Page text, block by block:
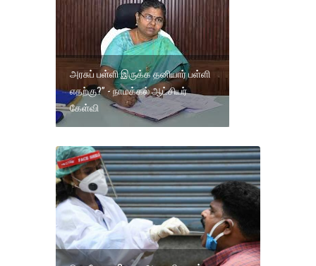
அரசுப் பள்ளி இருக்க தனியார் பள்ளி
எதற்கு?” - நாமக்கல் ஆட்சியர்
கேள்வி